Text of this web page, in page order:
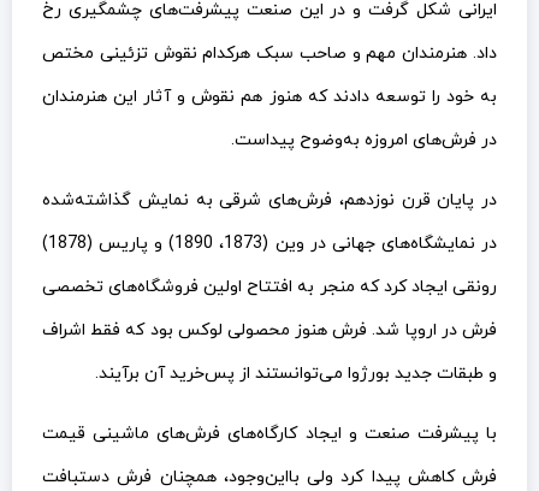
ایرانی شکل گرفت و در این صنعت پیشرفت‌های چشمگیری رخ
داد. هنرمندان مهم و صاحب سبک هرکدام نقوش تزئینی مختص
به خود را توسعه دادند که هنوز هم نقوش و آثار این هنرمندان
در فرش‌های امروزه به‌وضوح پیداست.
در پایان قرن نوزدهم، فرش‌های شرقی به نمایش گذاشته‌شده
در نمایشگاه‌های جهانی در وین (1873، 1890) و پاریس (1878)
رونقی ایجاد کرد که منجر به افتتاح اولین فروشگاه‌های تخصصی
فرش در اروپا شد. فرش هنوز محصولی لوکس بود که فقط اشراف
و طبقات جدید بورژوا می‌توانستند از پس‌خرید آن برآیند.
با پیشرفت صنعت و ایجاد کارگاه‌های فرش‌های ماشینی قیمت
فرش کاهش پیدا کرد ولی بااین‌وجود، همچنان فرش دستبافت